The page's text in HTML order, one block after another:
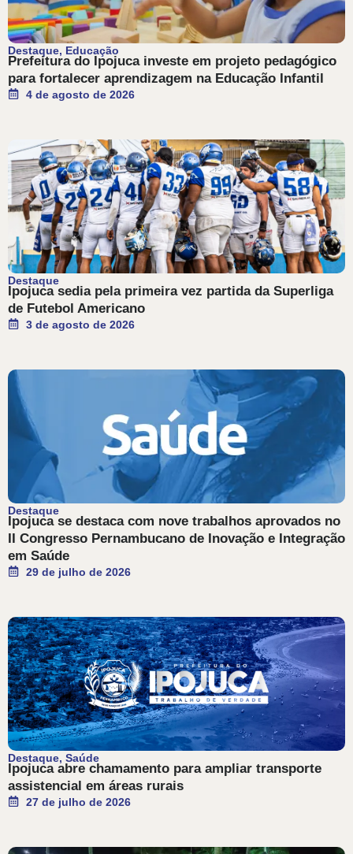
Destaque, Educação
Prefeitura do Ipojuca investe em projeto pedagógico
para fortalecer aprendizagem na Educação Infantil
4 de agosto de 2026
Destaque
Ipojuca sedia pela primeira vez partida da Superliga
de Futebol Americano
3 de agosto de 2026
Destaque
Ipojuca se destaca com nove trabalhos aprovados no
II Congresso Pernambucano de Inovação e Integração
em Saúde
29 de julho de 2026
Destaque, Saúde
Ipojuca abre chamamento para ampliar transporte
assistencial em áreas rurais
27 de julho de 2026